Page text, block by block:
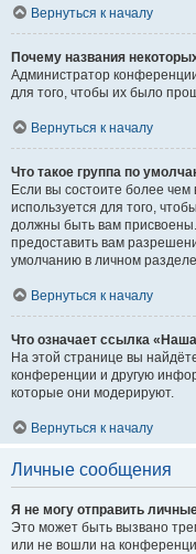
Вернуться к началу
Почему названия
Администратор
для того, чтобы их было
Вернуться к началу
Что такое группа по
Если вы состоите более
используется для того,
должны быть вам
предоставить вам
умолчанию в личном
Вернуться к началу
Что означает ссылка
На этой странице вы
конференции и другую
которые они модерируют.
Вернуться к началу
Личные сообщения
Я не могу отправить
Это может быть вызвано
или не вошли на